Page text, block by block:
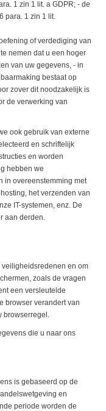
1 zin 1 lit. a GDPR; - de
para. 1 zin 1 lit.
of verdediging van
nemen dat u een hoger
van uw gegevens, - in
bestaat op
zover dit noodzakelijk is
de verwerking van
ook gebruik van externe
en schriftelijk
en worden
hebben we
in overeenstemming met
het verzenden van
IT-systemen, enz. De
aan derden.
veiligheidsredenen en om
zoals de vragen
een versleutelde
browser verandert van
browserregel.
die u naar ons
is gebaseerd op de
en
periode worden de